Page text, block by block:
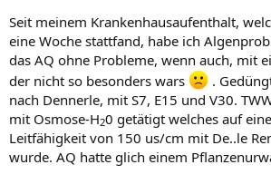
Seit meinem Krankenhausaufenthalt,
eine Woche stattfand, habe ich
das AQ ohne Probleme, wenn auch, mit
der nicht so besonders wars
.
nach Dennerle, mit S7, E15 und V30.
mit Osmose-H20 getätigt welches auf
Leitfähigkeit von 150 us/cm mit De..le
wurde. AQ hatte glich einem